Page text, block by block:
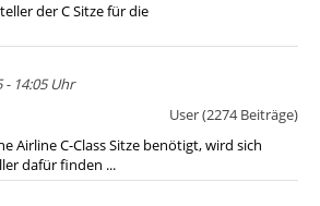
der C Sitze für die
- 14:05 Uhr
User (2274 Beiträge)
Airline C-Class Sitze benötigt, wird sich
dafür finden ...